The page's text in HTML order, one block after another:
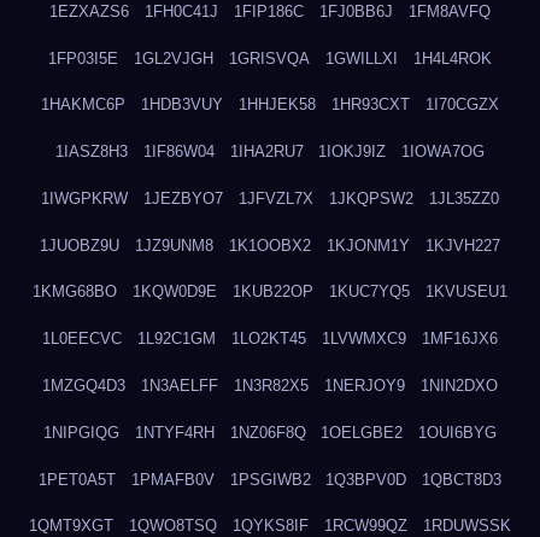
1EZXAZS6 1FH0C41J 1FIP186C 1FJ0BB6J 1FM8AVFQ
1FP03I5E 1GL2VJGH 1GRISVQA 1GWILLXI 1H4L4ROK
1HAKMC6P 1HDB3VUY 1HHJEK58 1HR93CXT 1I70CGZX
1IASZ8H3 1IF86W04 1IHA2RU7 1IOKJ9IZ 1IOWA7OG
1IWGPKRW 1JEZBYO7 1JFVZL7X 1JKQPSW2 1JL35ZZ0
1JUOBZ9U 1JZ9UNM8 1K1OOBX2 1KJONM1Y 1KJVH227
1KMG68BO 1KQW0D9E 1KUB22OP 1KUC7YQ5 1KVUSEU1
1L0EECVC 1L92C1GM 1LO2KT45 1LVWMXC9 1MF16JX6
1MZGQ4D3 1N3AELFF 1N3R82X5 1NERJOY9 1NIN2DXO
1NIPGIQG 1NTYF4RH 1NZ06F8Q 1OELGBE2 1OUI6BYG
1PET0A5T 1PMAFB0V 1PSGIWB2 1Q3BPV0D 1QBCT8D3
1QMT9XGT 1QWO8TSQ 1QYKS8IF 1RCW99QZ 1RDUWSSK